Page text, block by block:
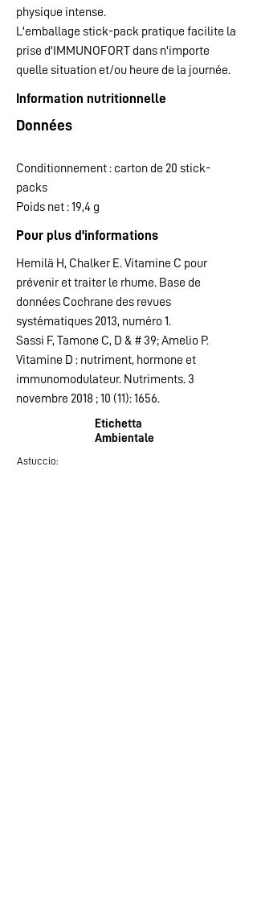
physique intense.
L'emballage stick-pack pratique facilite la
prise d'IMMUNOFORT dans n'importe
quelle situation et/ou heure de la journée.
Information nutritionnelle
Données
Conditionnement : carton de 20 stick-
packs
Poids net : 19,4 g
Pour plus d'informations
Hemilä H, Chalker E. Vitamine C pour
prévenir et traiter le rhume. Base de
données Cochrane des revues
systématiques 2013, numéro 1.
Sassi F, Tamone C, D & # 39; Amelio P.
Vitamine D : nutriment, hormone et
immunomodulateur. Nutriments. 3
novembre 2018 ; 10 (11): 1656.
Etichetta
Ambientale
Astuccio: